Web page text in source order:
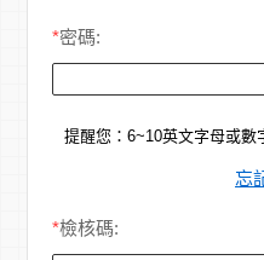
*密碼:
提醒您：6~10英文字母或數
忘
*檢核碼: